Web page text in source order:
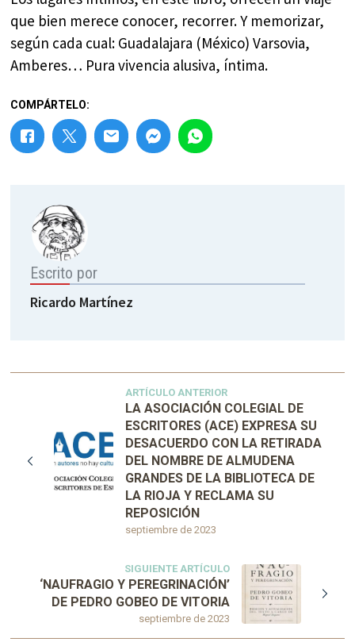
que bien merece conocer, recorrer. Y memorizar,
según cada cual: Guadalajara (México) Varsovia,
Amberes… Pura vivencia alusiva, íntima.
COMPÁRTELO:
Escrito por
Ricardo Martínez
ARTÍCULO ANTERIOR
septiembre de 2023
LA ASOCIACIÓN COLEGIAL DE
ESCRITORES (ACE) EXPRESA SU
DESACUERDO CON LA RETIRADA
DEL NOMBRE DE ALMUDENA
GRANDES DE LA BIBLIOTECA DE
LA RIOJA Y RECLAMA SU
REPOSICIÓN
SIGUIENTE ARTÍCULO
septiembre de 2023
‘NAUFRAGIO Y PEREGRINACIÓN’
DE PEDRO GOBEO DE VITORIA